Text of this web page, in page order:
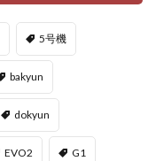
5号機
bakyun
dokyun
EVO2 G1